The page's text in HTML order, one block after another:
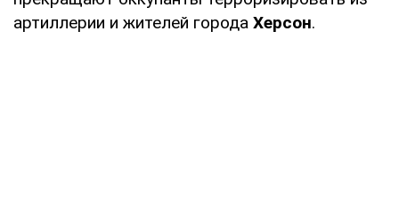
артиллерии и жителей города Херсон.